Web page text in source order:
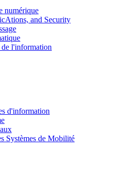
numérique
and Security
l'information
d'information
Systèmes de Mobilité